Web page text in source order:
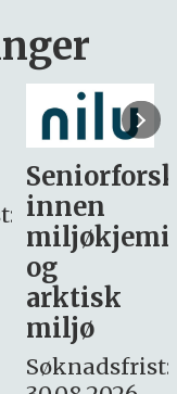
søker
– fast
Søknadsfrist:
16. august.